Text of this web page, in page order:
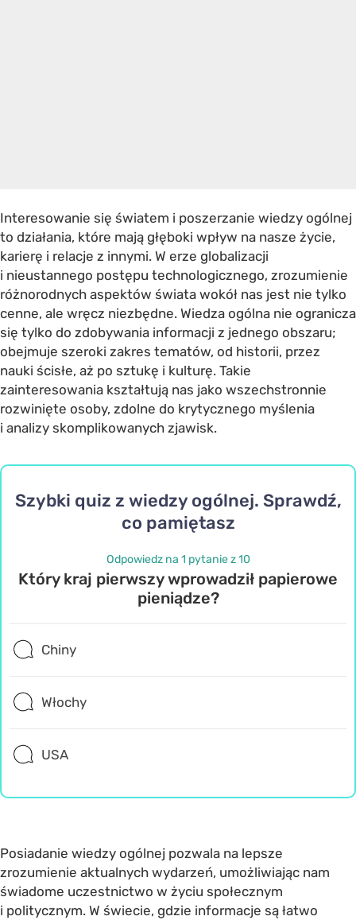
Interesowanie się światem i poszerzanie wiedzy ogólnej
to działania, które mają głęboki wpływ na nasze życie,
karierę i relacje z innymi. W erze globalizacji
i nieustannego postępu technologicznego, zrozumienie
różnorodnych aspektów świata wokół nas jest nie tylko
cenne, ale wręcz niezbędne. Wiedza ogólna nie ogranicza
się tylko do zdobywania informacji z jednego obszaru;
obejmuje szeroki zakres tematów, od historii, przez
nauki ścisłe, aż po sztukę i kulturę. Takie
zainteresowania kształtują nas jako wszechstronnie
rozwinięte osoby, zdolne do krytycznego myślenia
i analizy skomplikowanych zjawisk.
Szybki quiz z wiedzy ogólnej. Sprawdź,
co pamiętasz
Odpowiedz na 1 pytanie z 10
Który kraj pierwszy wprowadził papierowe
pieniądze?
Chiny
Włochy
USA
Posiadanie wiedzy ogólnej pozwala na lepsze
zrozumienie aktualnych wydarzeń, umożliwiając nam
świadome uczestnictwo w życiu społecznym
i politycznym. W świecie, gdzie informacje są łatwo